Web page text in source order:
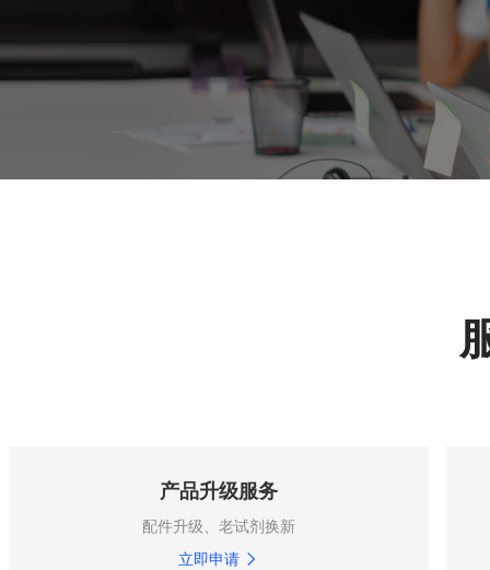
产品升级服务
配件升级、老试剂换新
立即申请